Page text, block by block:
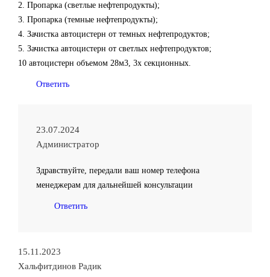
2. Пропарка (светлые нефтепродукты);
3. Пропарка (темные нефтепродукты);
4. Зачистка автоцистерн от темных нефтепродуктов;
5. Зачистка автоцистерн от светлых нефтепродуктов;
10 автоцистерн объемом 28м3, 3х секционных.
Ответить
23.07.2024
Администратор
Здравствуйте, передали ваш номер телефона
менеджерам для дальнейшей консультации
Ответить
15.11.2023
Хальфитдинов Радик